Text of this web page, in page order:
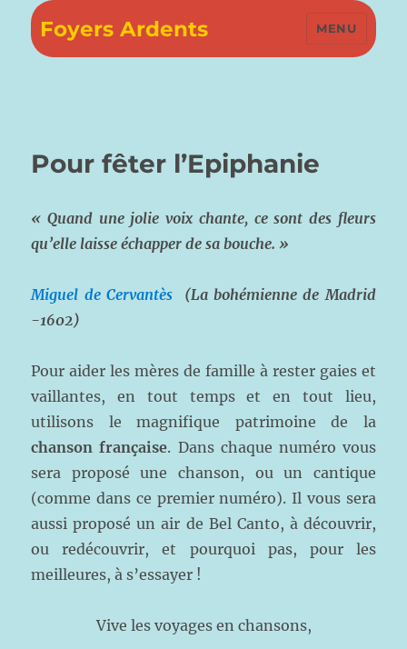
Foyers Ardents MENU
Pour fêter l’Epiphanie
«Quand une jolie voix chante, ce sont des fleurs
qu’elle laisse échapper de sa bouche. »
Miguel de Cervantès (La bohémienne de Madrid
-1602)
Pour aider les mères de famille à rester gaies et
vaillantes, en tout temps et en tout lieu,
utilisons le magnifique patrimoine de la
chanson française. Dans chaque numéro vous
sera proposé une chanson, ou un cantique
(comme dans ce premier numéro). Il vous sera
aussi proposé un air de Bel Canto, à découvrir,
ou redécouvrir, et pourquoi pas, pour les
meilleures, à s’essayer !
Vive les voyages en chansons,